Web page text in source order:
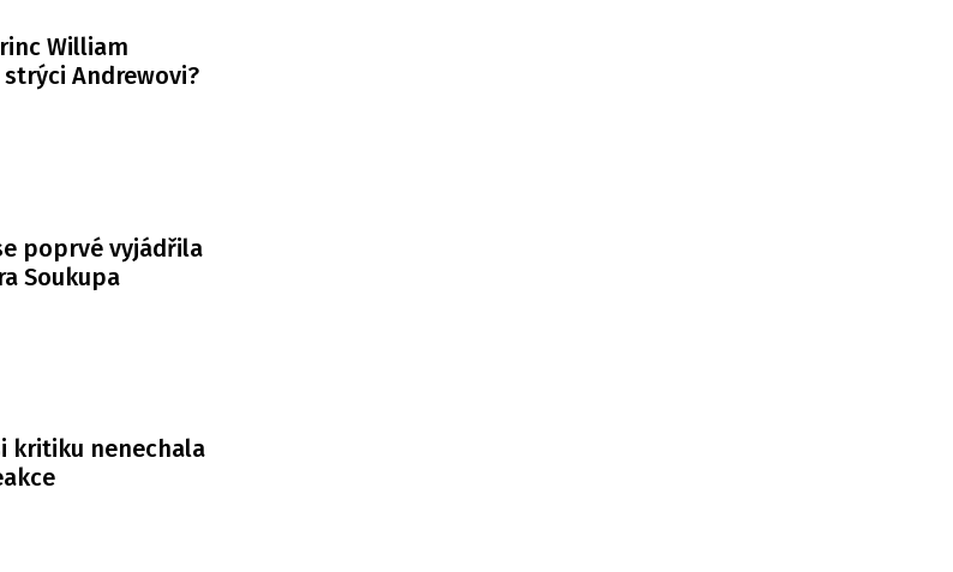
William
Andrewovi?
poprvé vyjádřila
Soukupa
kritiku nenechala